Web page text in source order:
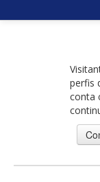
perfis
conta